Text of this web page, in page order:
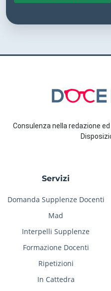
Consulenza nella redazione
Servizi
Domanda Supplenze Docenti
Mad
Interpelli Supplenze
Formazione Docenti
Ripetizioni
In Cattedra